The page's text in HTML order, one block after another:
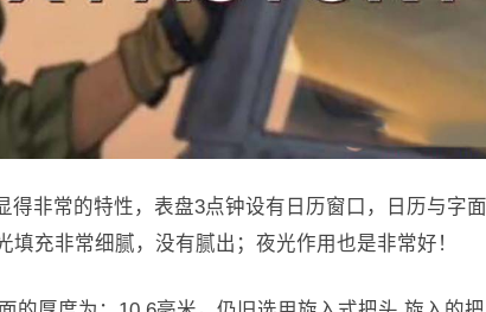
得非常的特性，表盘3点钟设有日历窗口，日历与字面
充非常细腻，没有腻出；夜光作用也是非常好！